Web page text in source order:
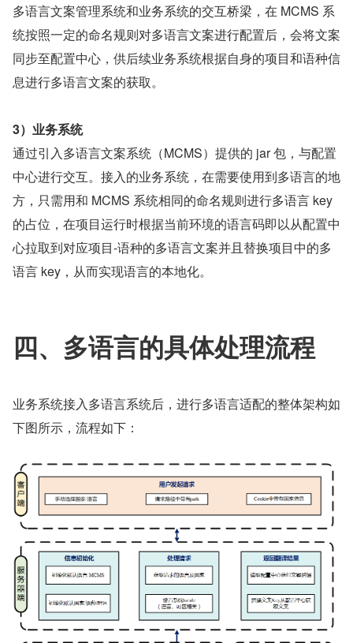
多语言文案管理系统和业务系统的交互桥梁，在 MCMS 系
统按照一定的命名规则对多语言文案进行配置后，会将文案
同步至配置中心，供后续业务系统根据自身的项目和语种信
息进行多语言文案的获取。
3）业务系统
通过引入多语言文案系统（MCMS）提供的 jar 包，与配置
中心进行交互。接入的业务系统，在需要使用到多语言的地
方，只需用和 MCMS 系统相同的命名规则进行多语言 key
的占位，在项目运行时根据当前环境的语言码即以从配置中
心拉取到对应项目-语种的多语言文案并且替换项目中的多
语言 key，从而实现语言的本地化。
四、多语言的具体处理流程
业务系统接入多语言系统后，进行多语言适配的整体架构如
下图所示，流程如下：